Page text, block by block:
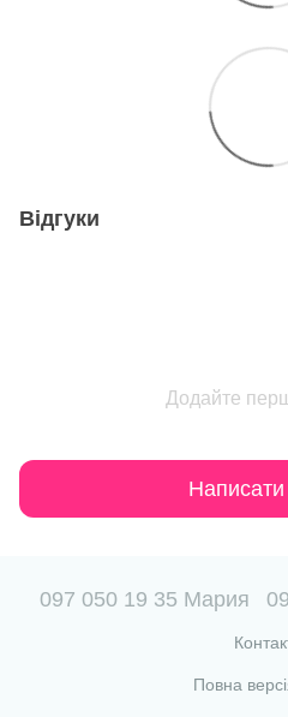
Відгуки
Додайте
Написати
097 050 19 35 Мария
Повна